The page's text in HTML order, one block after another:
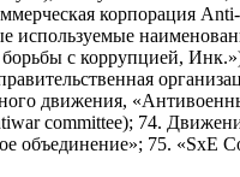
корпорация
используемые
с коррупцией,
движения,
committee); 74.
объединение»; 75. «SxE